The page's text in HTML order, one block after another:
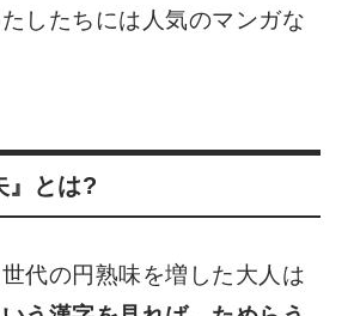
したちには人気のマンガな
』とは?
代の円熟味を増した大人は